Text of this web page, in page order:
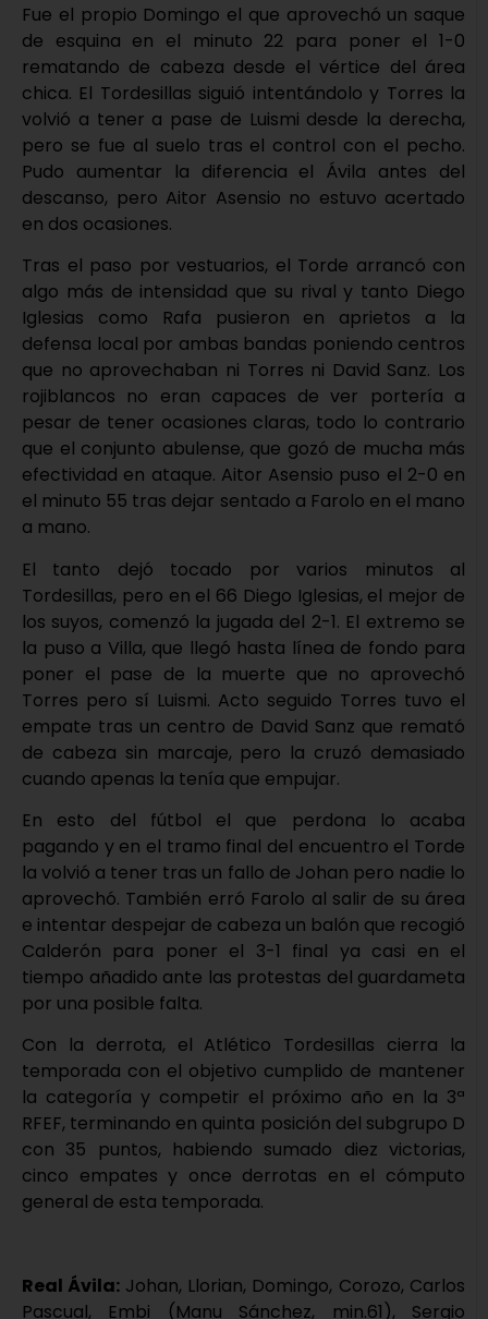
Fue el propio Domingo el que aprovechó un saque
de esquina en el minuto 22 para poner el 1-0
rematando de cabeza desde el vértice del área
chica. El Tordesillas siguió intentándolo y Torres la
volvió a tener a pase de Luismi desde la derecha,
pero se fue al suelo tras el control con el pecho.
Pudo aumentar la diferencia el Ávila antes del
descanso, pero Aitor Asensio no estuvo acertado
en dos ocasiones.
Tras el paso por vestuarios, el Torde arrancó con
algo más de intensidad que su rival y tanto Diego
Iglesias como Rafa pusieron en aprietos a la
defensa local por ambas bandas poniendo centros
que no aprovechaban ni Torres ni David Sanz. Los
rojiblancos no eran capaces de ver portería a
pesar de tener ocasiones claras, todo lo contrario
que el conjunto abulense, que gozó de mucha más
efectividad en ataque. Aitor Asensio puso el 2-0 en
el minuto 55 tras dejar sentado a Farolo en el mano
a mano.
El tanto dejó tocado por varios minutos al
Tordesillas, pero en el 66 Diego Iglesias, el mejor de
los suyos, comenzó la jugada del 2-1. El extremo se
la puso a Villa, que llegó hasta línea de fondo para
poner el pase de la muerte que no aprovechó
Torres pero sí Luismi. Acto seguido Torres tuvo el
empate tras un centro de David Sanz que remató
de cabeza sin marcaje, pero la cruzó demasiado
cuando apenas la tenía que empujar.
En esto del fútbol el que perdona lo acaba
pagando y en el tramo final del encuentro el Torde
la volvió a tener tras un fallo de Johan pero nadie lo
aprovechó. También erró Farolo al salir de su área
e intentar despejar de cabeza un balón que recogió
Calderón para poner el 3-1 final ya casi en el
tiempo añadido ante las protestas del guardameta
por una posible falta.
Con la derrota, el Atlético Tordesillas cierra la
temporada con el objetivo cumplido de mantener
la categoría y competir el próximo año en la 3ª
RFEF, terminando en quinta posición del subgrupo D
con 35 puntos, habiendo sumado diez victorias,
cinco empates y once derrotas en el cómputo
general de esta temporada.
Real Ávila: Johan, Llorian, Domingo, Corozo, Carlos
Pascual, Embi (Manu Sánchez, min.61), Sergio